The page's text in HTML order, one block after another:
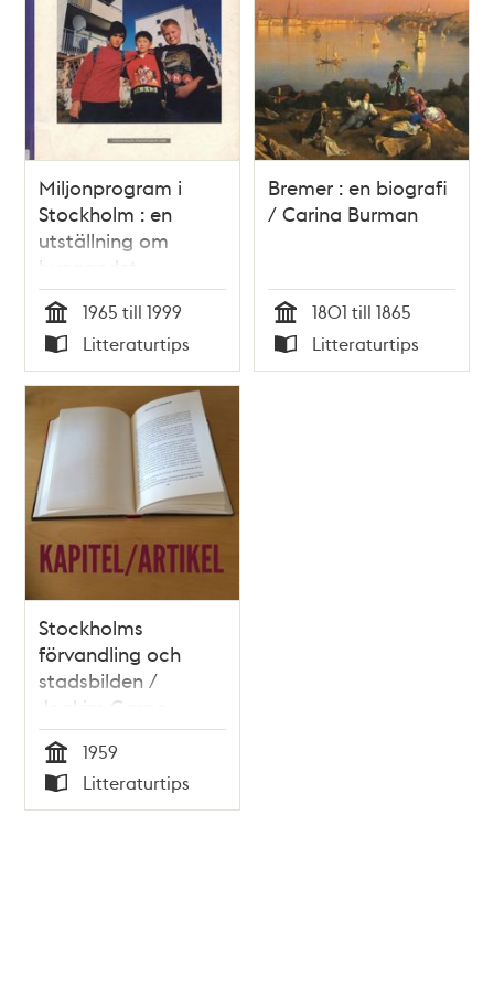
Miljonprogram i
Stockholm : en
utställning om
byggandet,
boendet, och
människorna /
katalog: redaktör
Ulrika Sax
Tid
1965 till 1999
Typ
Litteraturtips
Bremer : en biografi
/ Carina Burman
Tid
1801 till 1865
Typ
Litteraturtips
Stockholms
förvandling och
stadsbilden /
Joakim Garpe
Tid
1959
Typ
Litteraturtips